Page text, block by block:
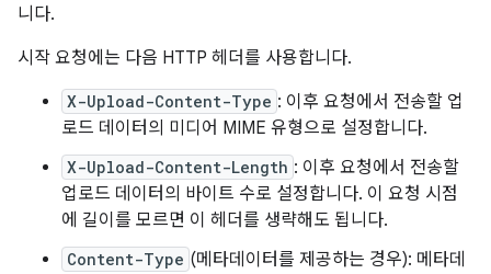
니다.
시작 요청에는 다음 HTTP 헤더를 사용합니다.
X-Upload-Content-Type : 이후 요청에서 전송할 업
로드 데이터의 미디어 MIME 유형으로 설정합니다.
X-Upload-Content-Length : 이후 요청에서 전송할
업로드 데이터의 바이트 수로 설정합니다. 이 요청 시점
에 길이를 모르면 이 헤더를 생략해도 됩니다.
Content-Type (메타데이터를 제공하는 경우): 메타데